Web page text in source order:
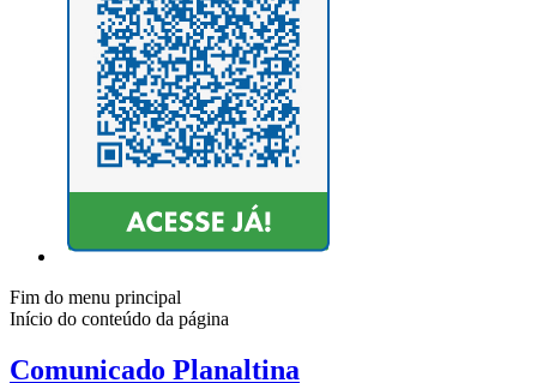
Fim do menu principal
Início do conteúdo da página
Comunicado Planaltina